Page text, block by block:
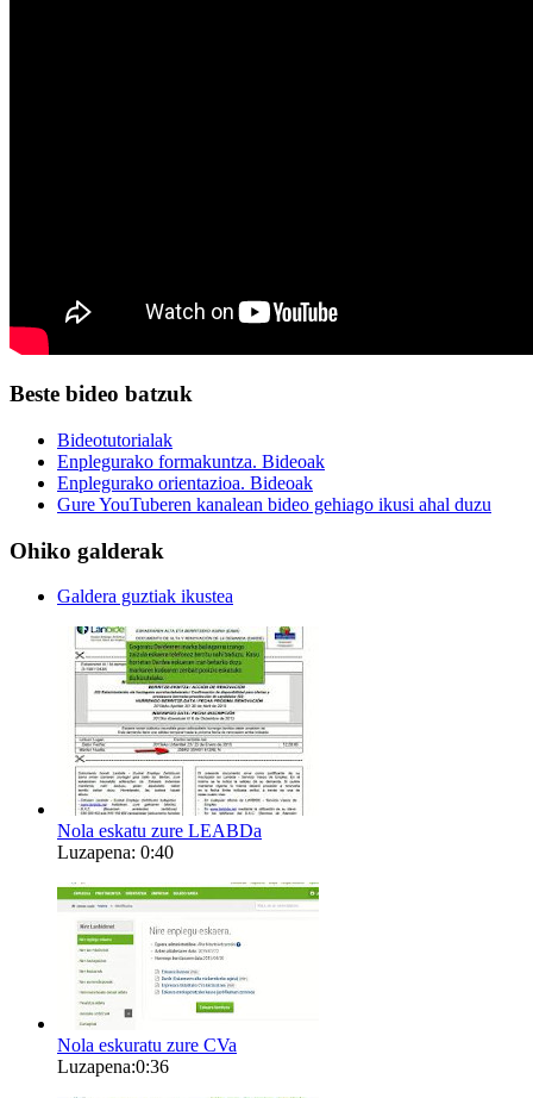
Beste bideo batzuk
Bideotutorialak
Enplegurako formakuntza. Bideoak
Enplegurako orientazioa. Bideoak
Gure YouTuberen kanalean bideo gehiago ikusi ahal duzu
Ohiko galderak
Galdera guztiak ikustea
Nola eskatu zure LEABDa
Luzapena: 0:40
Nola eskuratu zure CVa
Luzapena:0:36